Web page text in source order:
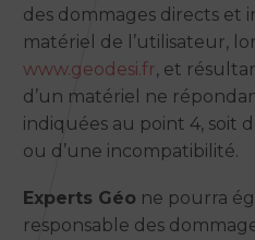
des dommages directs et
matériel de l’utilisateur,
www.geodesi.fr, et
d’un matériel ne
indiquées au point 4, soit
ou d’une incompatibilité.
Experts Géo ne pourra
responsable des